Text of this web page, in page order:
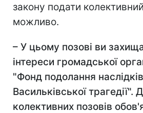
закону подати
можливо.
– У цьому позові ви
інтереси громадської
"Фонд подолання наслідків
Васильківської трагедії".
колективних позовів